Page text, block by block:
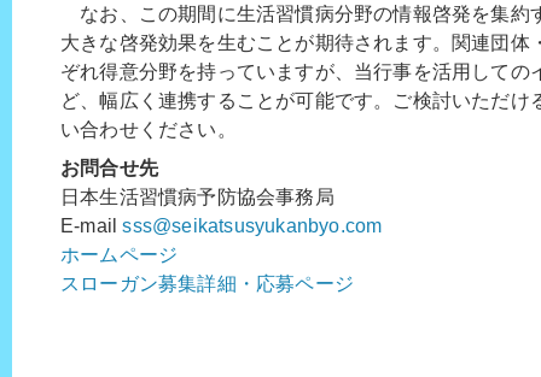
なお、この期間に生活習慣病分野の情報啓発を集約
大きな啓発効果を生むことが期待されます。関連団体
ぞれ得意分野を持っていますが、当行事を活用しての
ど、幅広く連携することが可能です。ご検討いただけ
い合わせください。
お問合せ先
日本生活習慣病予防協会事務局
E-mailsss@seikatsusyukanbyo.com
ホームページ
スローガン募集詳細・応募ページ